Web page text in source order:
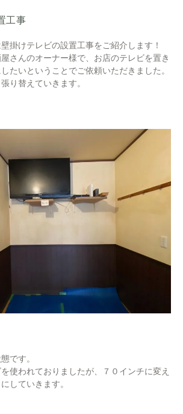
工事
掛けテレビの設置工事をご紹介します！
さんのオーナー様で、お店のテレビを置き
たいということでご依頼いただきました。
り替えていきます。
です。
使われておりましたが、７０インチに変え
していきます。